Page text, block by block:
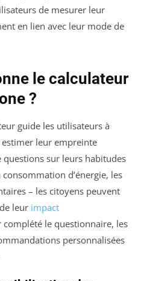
de mesurer leur
en lien avec leur mode de
le calculateur
?
guide les utilisateurs à
leur empreinte
questions sur leurs habitudes
d’énergie, les
– les citoyens peuvent
leur impact
complété le questionnaire, les
personnalisées